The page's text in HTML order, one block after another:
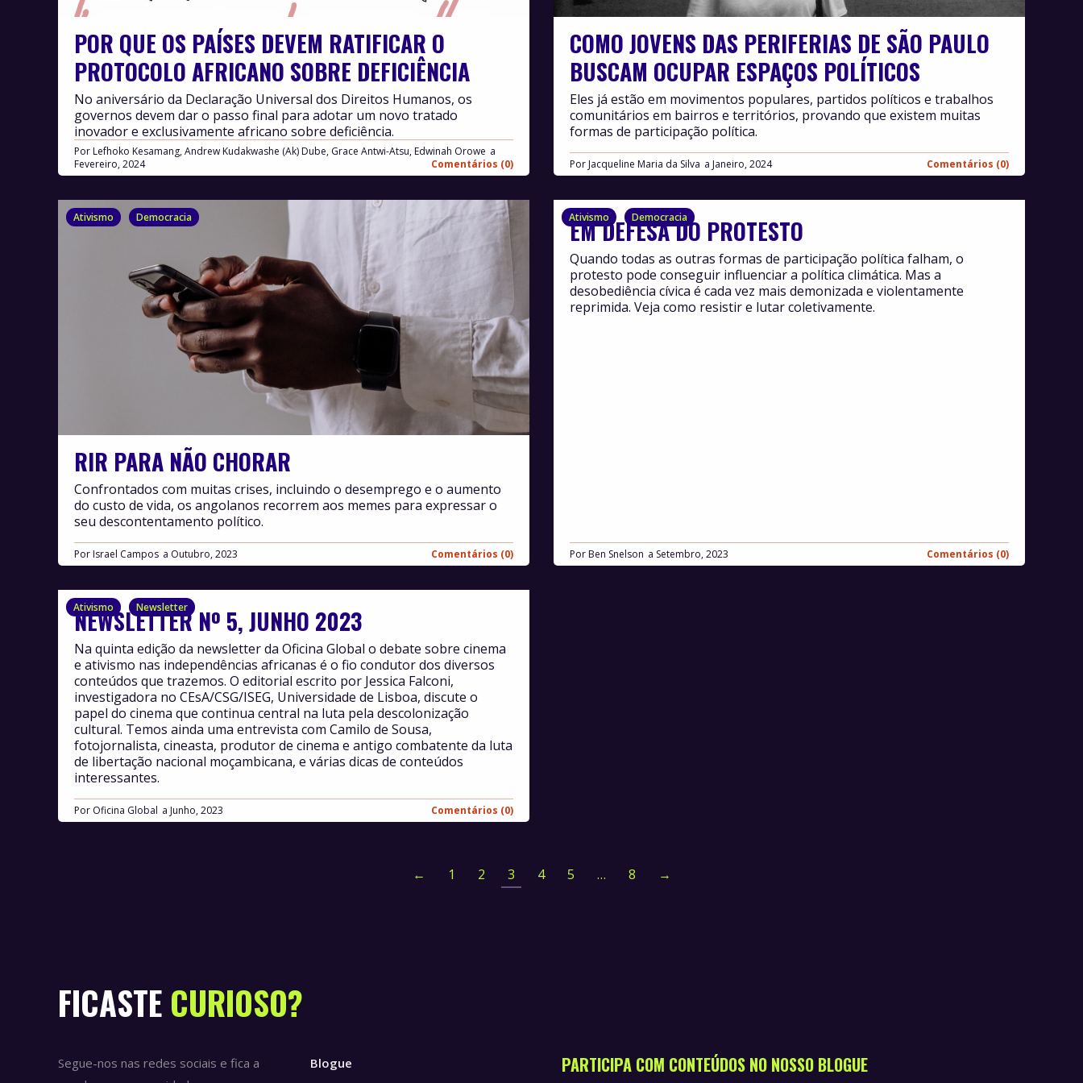
POR QUE OS PAÍSES DEVEM RATIFICAR O
PROTOCOLO AFRICANO SOBRE DEFICIÊNCIA
Por Lefhoko Kesamang, Andrew Kudakwashe (Ak) Dube, Grace Antwi-Atsu, Edwinah Orowe
Fevereiro, 2024
Comentários (0)
No aniversário da Declaração Universal dos Direitos Humanos, os
governos devem dar o passo final para adotar um novo tratado
inovador e exclusivamente africano sobre deficiência.
COMO JOVENS DAS PERIFERIAS DE SÃO PAULO
BUSCAM OCUPAR ESPAÇOS POLÍTICOS
Por Jacqueline Maria da Silva Janeiro, 2024 Comentários (0)
Eles já estão em movimentos populares, partidos políticos e trabalhos
comunitários em bairros e territórios, provando que existem muitas
formas de participação política.
Ativismo Democracia
RIR PARA NÃO CHORAR
Por Israel Campos Outubro, 2023 Comentários (0)
Confrontados com muitas crises, incluindo o desemprego e o aumento
do custo de vida, os angolanos recorrem aos memes para expressar o
seu descontentamento político.
Ativismo Democracia
EM DEFESA DO PROTESTO
Por Ben Snelson Setembro, 2023 Comentários (0)
Quando todas as outras formas de participação política falham, o
protesto pode conseguir influenciar a política climática. Mas a
desobediência cívica é cada vez mais demonizada e violentamente
reprimida. Veja como resistir e lutar coletivamente.
Ativismo Newsletter
NEWSLETTER Nº 5, JUNHO 2023
Por Oficina Global Junho, 2023 Comentários (0)
Na quinta edição da newsletter da Oficina Global o debate sobre cinema
e ativismo nas independências africanas é o fio condutor dos diversos
conteúdos que trazemos. O editorial escrito por Jessica Falconi,
investigadora no CEsA/CSG/ISEG, Universidade de Lisboa, discute o
papel do cinema que continua central na luta pela descolonização
cultural. Temos ainda uma entrevista com Camilo de Sousa,
fotojornalista, cineasta, produtor de cinema e antigo combatente da luta
de libertação nacional moçambicana, e várias dicas de conteúdos
interessantes.
← 1 2 3 4 5 … 8 →
FICASTE CURIOSO?
Segue-nos nas redes sociais e fica a
Blogue PARTICIPA COM CONTEÚDOS NO NOSSO BLOGUE